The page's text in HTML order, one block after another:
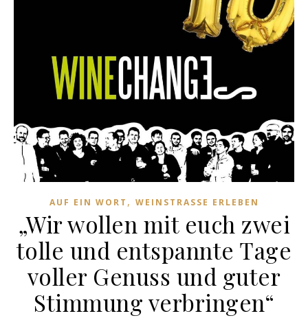
AUF EIN WORT , WEINSTRASSE ERLEBEN
„Wir wollen mit euch zwei
tolle und entspannte Tage
voller Genuss und guter
Stimmung verbringen“